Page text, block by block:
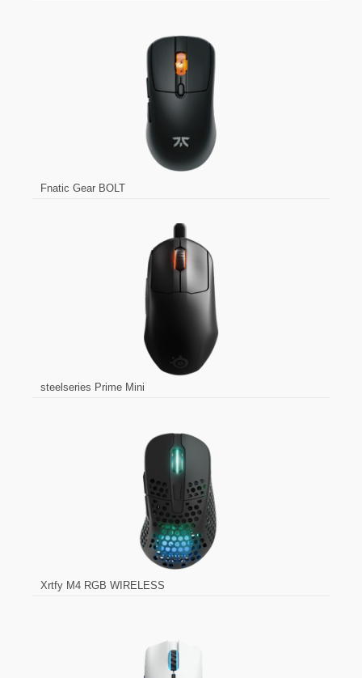
Fnatic Gear BOLT
steelseries Prime Mini
Xrtfy M4 RGB WIRELESS